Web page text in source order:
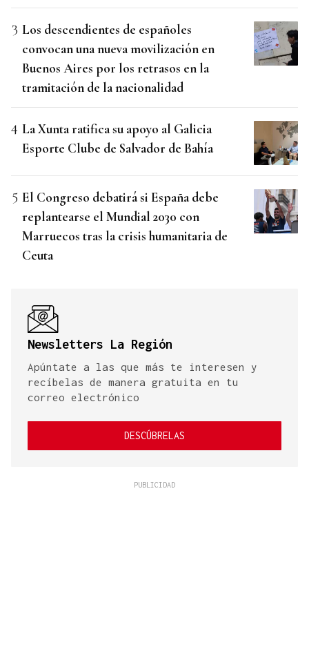
Los descendientes de españoles
convocan una nueva movilización en
Buenos Aires por los retrasos en la
tramitación de la nacionalidad
La Xunta ratifica su apoyo al Galicia
Esporte Clube de Salvador de Bahía
El Congreso debatirá si España debe
replantearse el Mundial 2030 con
Marruecos tras la crisis humanitaria de
Ceuta
Newsletters La Región
Apúntate a las que más te interesen y
recíbelas de manera gratuita en tu
correo electrónico
DESCÚBRELAS